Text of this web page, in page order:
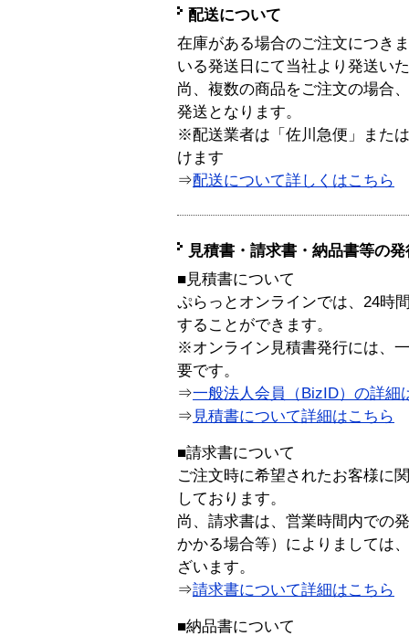
配送について
在庫がある場合のご注文につき
いる発送日にて当社より発送い
尚、複数の商品をご注文の場合
発送となります。
※配送業者は「佐川急便」また
けます
⇒配送について詳しくはこちら
見積書・請求書・納品書等の
■見積書について
ぷらっとオンラインでは、24時
することができます。
※オンライン見積書発行には、
要です。
⇒一般法人会員（BizID）の詳細
⇒ 見積書について詳細はこちら
■請求書について
ご注文時に希望されたお客様に
しております。
尚、請求書は、営業時間内での
かかる場合等）によりましては
ざいます。
⇒請求書について詳細はこちら
■納品書について